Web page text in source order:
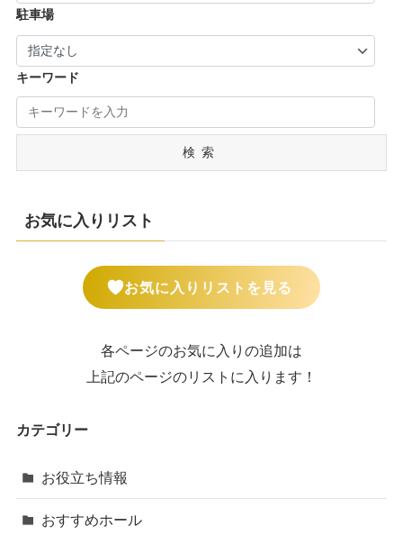
駐車場
キーワード
検索
お気に入りリスト
お気に入りリストを見る
各ページのお気に入りの追加は
上記のページのリストに入ります！
カテゴリー
お役立ち情報
おすすめホール